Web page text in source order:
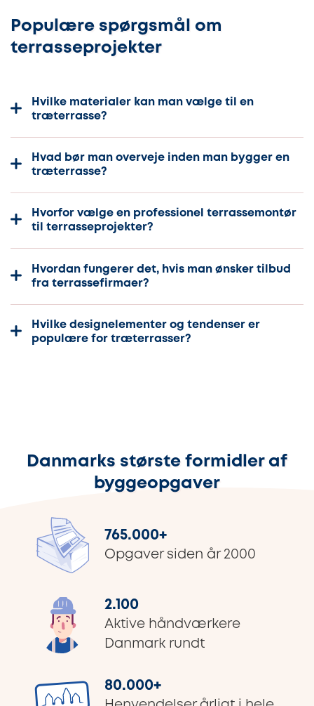
Populære spørgsmål om
terrasseprojekter
Hvilke materialer kan man vælge til en
træterrasse?
Hvad bør man overveje inden man bygger en
træterrasse?
Hvorfor vælge en professionel terrassemontør
til terrasseprojekter?
Hvordan fungerer det, hvis man ønsker tilbud
fra terrassefirmaer?
Hvilke designelementer og tendenser er
populære for træterrasser?
Danmarks største formidler af
byggeopgaver
765.000+
Opgaver siden år 2000
2.100
Aktive håndværkere
Danmark rundt
80.000+